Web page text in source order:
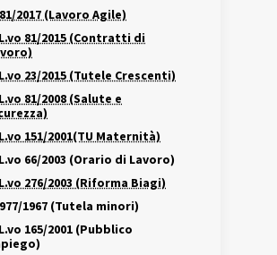
2017 (Lavoro Agile)
81/2015 (Contratti di
23/2015 (Tutele Crescenti)
81/2008 (Salute e
151/2001(TU Maternità)
66/2003 (Orario di Lavoro)
276/2003 (Riforma Biagi)
1967 (Tutela minori)
165/2001 (Pubblico